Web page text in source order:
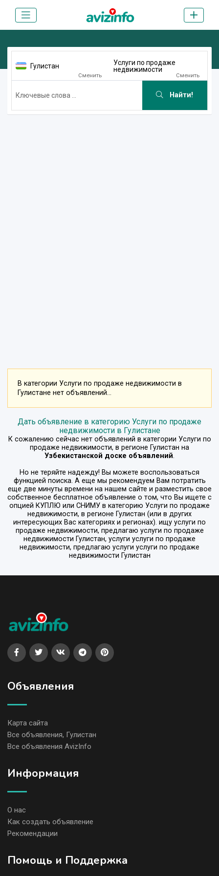
Гулистан
Сменить
Услуги по продаже
недвижимости
Сменить
Найти!
В категории Услуги по продаже недвижимости в
Гулистане нет объявлений...
Дать объявление в категорию Услуги по продаже
недвижимости в Гулистане
К сожалению сейчас нет объявлений в категории Услуги по
продаже недвижимости, в регионе Гулистан на
Узбекистанской доске объявлений.
Но не теряйте надежду! Вы можете воспользоваться
функцией поиска. А еще мы рекомендуем Вам потратить
еще две минуты времени на нашем сайте и разместить свое
собственное бесплатное объявление о том, что Вы ищете с
опцией КУПЛЮ или СНИМУ в категорию Услуги по продаже
недвижимости, в регионе Гулистан (или в других
интересующих Вас категориях и регионах). ищу услуги по
продаже недвижимости, предлагаю услуги по продаже
недвижимости Гулистан, услуги услуги по продаже
недвижимости, предлагаю услуги услуги по продаже
недвижимости Гулистан
Объявления
Карта сайта
Все объявления, Гулистан
Все объявления AvizInfo
Информация
О нас
Как создать объявление
Рекомендации
Помощь и Поддержка